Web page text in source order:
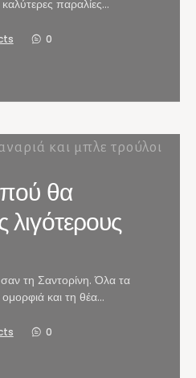
παραλίες…
0
θα
λιγότερους
τη Σαντορίνη. Όλα τα
ομορφιά και τη θέα…
0